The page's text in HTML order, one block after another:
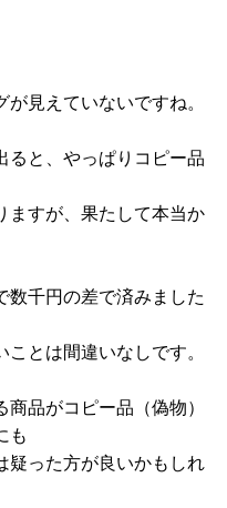
見えていないですね。
ると、やっぱりコピー品
ますが、果たして本当か
数千円の差で済みました
とは間違いなしです。
品がコピー品（偽物）
も
疑った方が良いかもしれ